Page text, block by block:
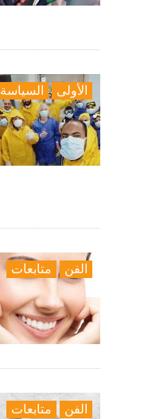
الأولى السياسة
الفن متابعات
الفن متابعات